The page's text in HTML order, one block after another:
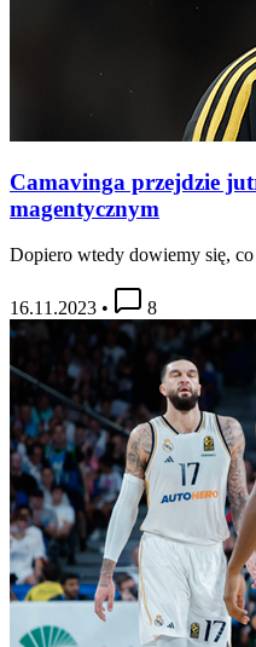
Camavinga przejdzie
magentycznym
Dopiero wtedy dowiemy się, co
16.11.2023 • 8